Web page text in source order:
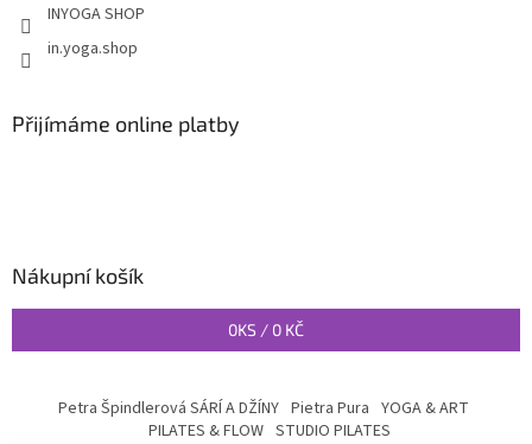
INYOGA SHOP
in.yoga.shop
Přijímáme online platby
Nákupní košík
0KS / 0 KČ
Petra Špindlerová SÁRÍ A DŽÍNY Pietra Pura YOGA & ART
PILATES & FLOW STUDIO PILATES